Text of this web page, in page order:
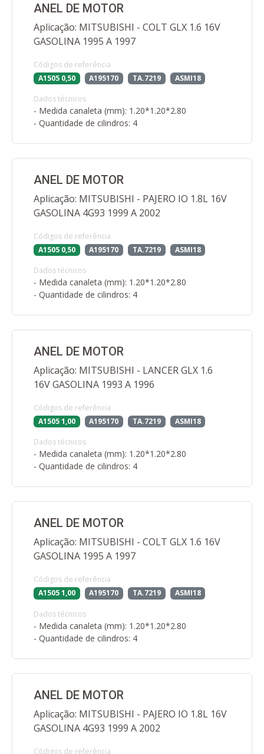
ANEL DE MOTOR
Aplicação: MITSUBISHI - COLT GLX 1.6 16V
GASOLINA 1995 A 1997
Códigos de referência
A1505 0,50
A195170 TA.7219 ASMI18
Dados técnicos
- Medida canaleta (mm): 1.20*1.20*2.80
- Quantidade de cilindros: 4
ANEL DE MOTOR
Aplicação: MITSUBISHI - PAJERO IO 1.8L 16V
GASOLINA 4G93 1999 A 2002
Códigos de referência
A1505 0,50
A195170 TA.7219 ASMI18
Dados técnicos
- Medida canaleta (mm): 1.20*1.20*2.80
- Quantidade de cilindros: 4
ANEL DE MOTOR
Aplicação: MITSUBISHI - LANCER GLX 1.6
16V GASOLINA 1993 A 1996
Códigos de referência
A1505 1,00
A195170 TA.7219 ASMI18
Dados técnicos
- Medida canaleta (mm): 1.20*1.20*2.80
- Quantidade de cilindros: 4
ANEL DE MOTOR
Aplicação: MITSUBISHI - COLT GLX 1.6 16V
GASOLINA 1995 A 1997
Códigos de referência
A1505 1,00
A195170 TA.7219 ASMI18
Dados técnicos
- Medida canaleta (mm): 1.20*1.20*2.80
- Quantidade de cilindros: 4
ANEL DE MOTOR
Aplicação: MITSUBISHI - PAJERO IO 1.8L 16V
GASOLINA 4G93 1999 A 2002
Códigos de referência